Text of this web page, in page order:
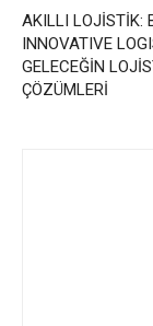
AKILLI LOJİSTİK:
INNOVATIVE
GELECEĞİN
ÇÖZÜMLERİ